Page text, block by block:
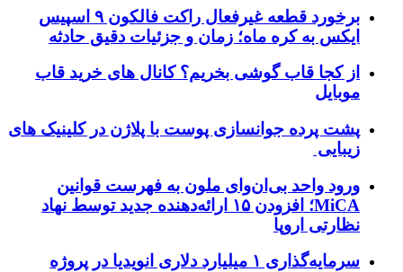
برخورد قطعه غیرفعال راکت فالکون ۹ اسپیس
ایکس به کره ماه؛ زمان و جزئیات دقیق حادثه
از کجا قاب گوشی بخریم؟ کانال های خرید قاب
موبایل
پشت پرده جوانسازی پوست با پلاژن در کلینیک های
زیبایی
ورود واحد بی‌ان‌وای ملون به فهرست قوانین
MiCA؛ افزودن ۱۵ ارائه‌دهنده جدید توسط نهاد
نظارتی اروپا
سرمایه‌گذاری ۱ میلیارد دلاری انویدیا در پروژه